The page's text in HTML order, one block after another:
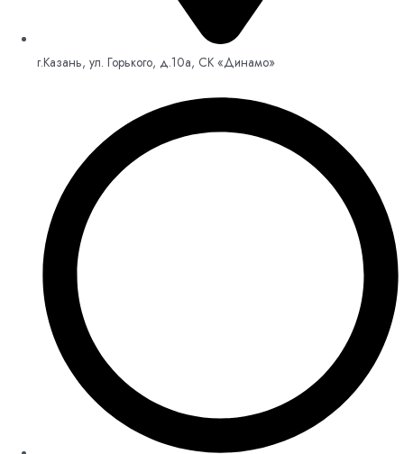
г.Казань, ул. Горького, д.10а, СК «Динамо»